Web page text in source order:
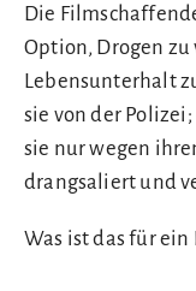
Die
Option, Drogen
Lebensunterhalt
sie von der
sie nur wegen
drangsaliert und
Was ist das für ein